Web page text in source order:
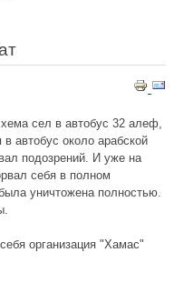
сел в автобус 32 алеф,
автобус около арабской
подозрений. И уже на
себя в полном
уничтожена полностью.
организация "Хамас"